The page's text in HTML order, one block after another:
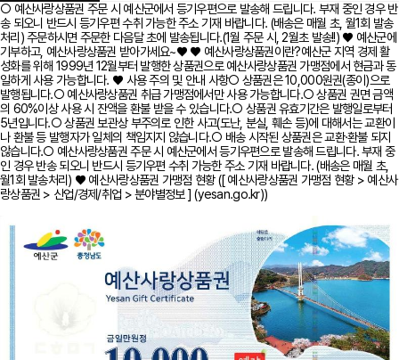
○ 예산사랑상품권 주문 시 예산군에서 등기우편으로 발송해 드립니다. 부재 중인 경우 반
송 되오니 반드시 등기우편 수취 가능한 주소 기재 바랍니다. (배송은 매월 초, 월1회 발송
처리) 주문하시면 주문한 다음달 초에 발송됩니다.(1월 주문 시, 2월초 발송!!) ♥ 예산군에
기부하고, 예산사랑상품권 받아가세요~♥ ♥ 예산사랑상품권이란?예산군 지역 경제 활
성화를 위해 1999년 12월부터 발행한 상품권으로 예산사랑상품권 가맹점에서 현금과 동
일하게 사용 가능합니다. ♥ 사용 주의 및 안내 사항○ 상품권은 10,000원권(종이)으로
발행됩니다.○ 예산사랑상품권 취급 가맹점에서만 사용 가능합니다.○ 상품권 권면 금액
의 60%이상 사용 시 잔액을 환불 받을 수 있습니다.○ 상품권 유효기간은 발행일로부터
5년입니다.○ 상품권 보관상 부주의로 인한 사고(도난, 분실, 훼손 등)에 대해서는 교환이
나 환불 등 발행자가 일체의 책임지지 않습니다.○ 배송 시작된 상품권은 교환·환불 되지
않습니다.○ 예산사랑상품권 주문 시 예산군에서 등기우편으로 발송해 드립니다. 부재 중
인 경우 반송 되오니 반드시 등기우편 수취 가능한 주소 기재 바랍니다. (배송은 매월 초,
월1회 발송처리) ♥ 예산사랑상품권 가맹점 현황 ([ 예산사랑상품권 가맹점 현황 > 예산사
랑상품권 > 산업/경제/취업 > 분야별정보 ] (yesan.go.kr))